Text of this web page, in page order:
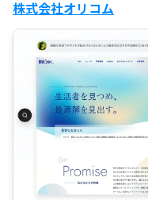
株式会社オリコム